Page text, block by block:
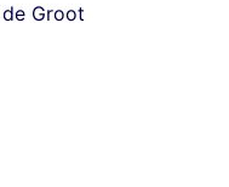
de Groot